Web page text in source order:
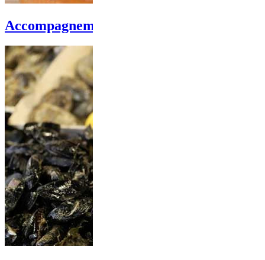
Accompagnements